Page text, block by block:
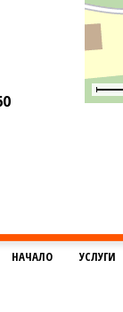
НАЧАЛО УСЛУГИ